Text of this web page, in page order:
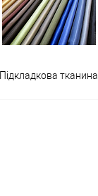
Підкладкова тканина